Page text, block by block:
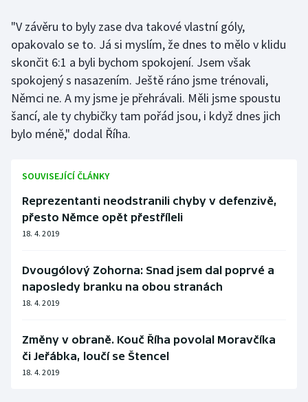
Vodní slalom
Volejbal
Ostatní
"V závěru to byly zase dva takové vlastní góly,
opakovalo se to. Já si myslím, že dnes to mělo v klidu
skončit 6:1 a byli bychom spokojení. Jsem však
spokojený s nasazením. Ještě ráno jsme trénovali,
Němci ne. A my jsme je přehrávali. Měli jsme spoustu
šancí, ale ty chybičky tam pořád jsou, i když dnes jich
bylo méně," dodal Říha.
SOUVISEJÍCÍ ČLÁNKY
Reprezentanti neodstranili chyby v defenzivě,
přesto Němce opět přestříleli
18. 4. 2019
Dvougólový Zohorna: Snad jsem dal poprvé a
naposledy branku na obou stranách
18. 4. 2019
Změny v obraně. Kouč Říha povolal Moravčíka
či Jeřábka, loučí se Štencel
18. 4. 2019